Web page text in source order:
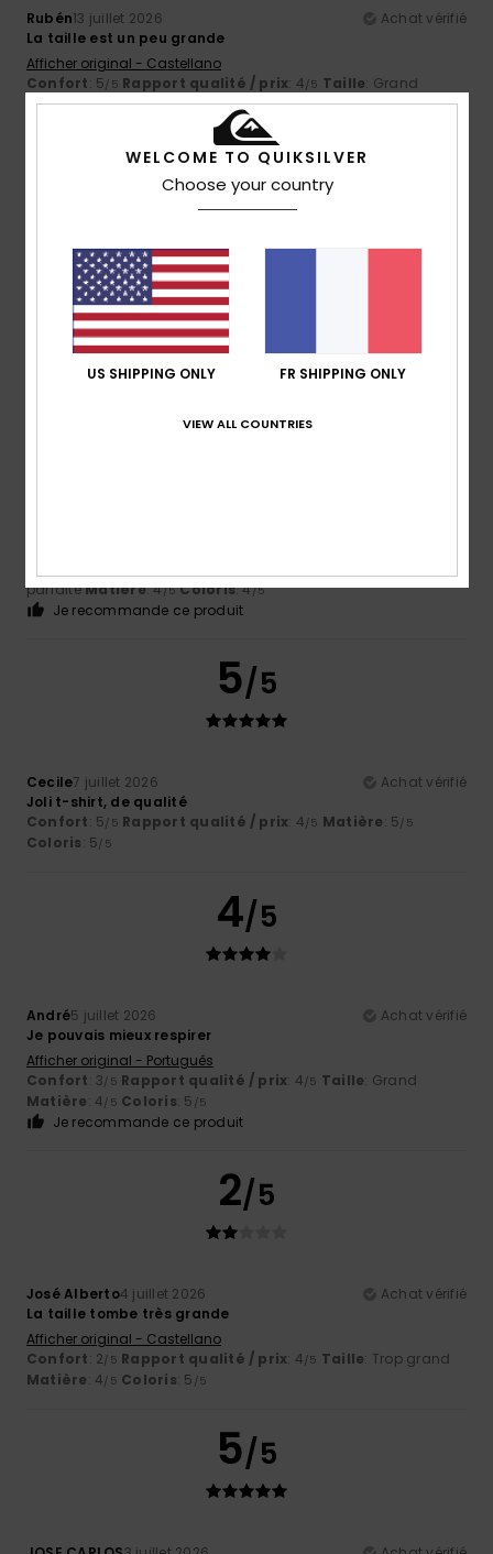
Rubén13 juillet 2026
Achat vérifié
La taille est un peu grande
Afficher original - Castellano
Confort: 5/5 Rapport qualité / prix: 4/5 Taille: Grand
Matière: 4/5 Coloris: 5/5
Je recommande ce produit
5/5
Thomas10 juillet 2026
Bonne qualité et bon fit
Confort: 5/5 Taille: Taille parfaite
Je recommande ce produit
5/5
parfaiteMatière: 4/5 Coloris: 4/5
Je recommande ce produit
5/5
Cecile7 juillet 2026
Achat vérifié
Joli t-shirt, de qualité
Confort: 5/5 Rapport qualité / prix: 4/5 Matière: 5/5
Coloris: 5/5
4/5
André5 juillet 2026
Achat vérifié
Je pouvais mieux respirer
Afficher original - Português
Confort: 3/5 Rapport qualité / prix: 4/5 Taille: Grand
Matière: 4/5 Coloris: 5 /5
Je recommande ce produit
2/5
José Alberto4 juillet 2026
Achat vérifié
La taille tombe très grande
Afficher original - Castellano
Confort: 2/5 Rapport qualité / prix: 4/5 Taille: Trop grand
Matière: 4/5 Coloris: 5 /5
5/5
WELCOME TO QUIKSILVER
Choose your country
US SHIPPING ONLY FR SHIPPING ONLY
VIEW ALL COUNTRIES